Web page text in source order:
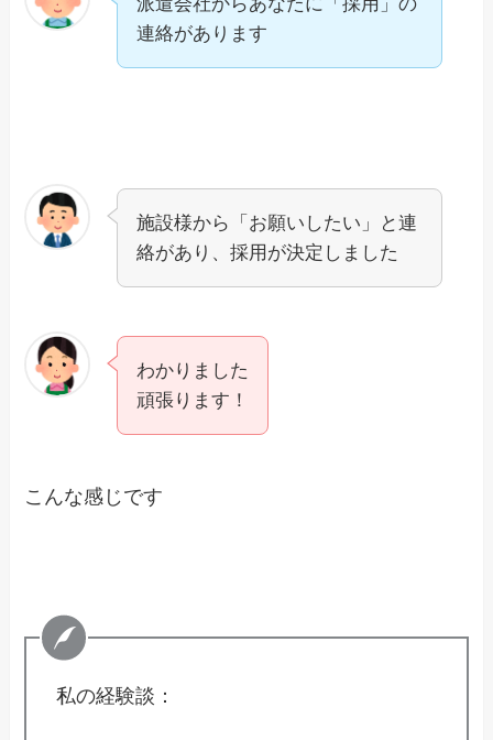
連絡があります
施設様から「お願いしたい」と連
絡があり、採用が決定しました
わかりました
頑張ります！
こんな感じです
私の経験談：